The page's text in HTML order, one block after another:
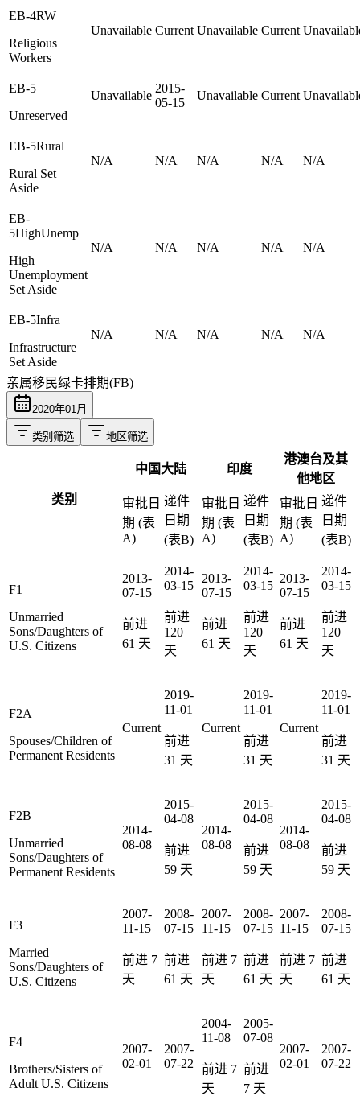
EB-4RW
Religious
Workers
Unavailable Current Unavailable Current
EB-5
Unreserved
Unavailable
2015-
05-15
Unavailable Current
EB-5Rural
Rural Set
Aside
N/A N/A N/A N/A N/A
EB-
5HighUnemp
High
Unemployment
Set Aside
N/A N/A N/A N/A N/A
EB-5Infra
Infrastructure
Set Aside
N/A N/A N/A N/A N/A
亲属移民绿卡排期(FB)
2020年01 月
类别筛选 地区筛选
类别
中国大陆 印度
港澳台及其
他地区
审批日
期 (表
A)
递件
日期
(表B)
审批日
期 (表
A)
递件
日期
(表B)
审批日
期 (表
A)
递件
日期
(表B)
F1
Unmarried
Sons/Daughters of
U.S. Citizens
2013-
07-15
前进
61 天
2014-
03-15
前进
120
天
2013-
07-15
前进
61 天
2014-
03-15
前进
120
天
2013-
07-15
前进
61 天
2014-
03-15
前进
120
天
F2A
Spouses/Children of
Permanent Residents
Current
2019-
11-01
前进
31 天
Current
2019-
11-01
前进
31 天
Current
2019-
11-01
前进
31 天
F2B
Unmarried
Sons/Daughters of
Permanent Residents
2014-
08-08
2015-
04-08
前进
59 天
2014-
08-08
2015-
04-08
前进
59 天
2014-
08-08
2015-
04-08
前进
59 天
F3
Married
Sons/Daughters of
U.S. Citizens
2007-
11-15
前进 7
天
2008-
07-15
前进
61 天
2007-
11-15
前进 7
天
2008-
07-15
前进
61 天
2007-
11-15
前进 7
天
2008-
07-15
前进
61 天
F4
Brothers/Sisters of
Adult U.S. Citizens
2007-
02-01
2007-
07-22
2004-
11-08
前进 7
天
2005-
07-08
前进
7 天
2007-
02-01
2007-
07-22